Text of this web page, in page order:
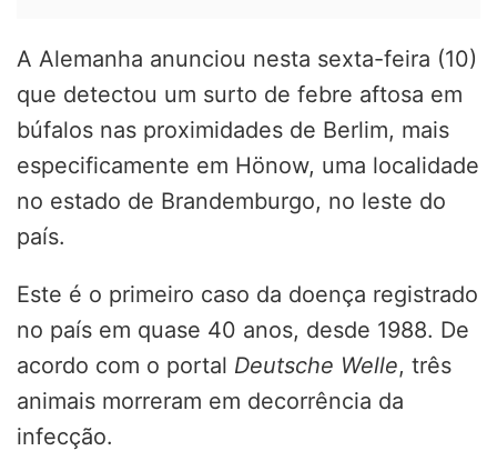
A Alemanha anunciou nesta sexta-feira (10)
que detectou um surto de febre aftosa em
búfalos nas proximidades de Berlim, mais
especificamente em Hönow, uma localidade
no estado de Brandemburgo, no leste do
país.
Este é o primeiro caso da doença registrado
no país em quase 40 anos, desde 1988. De
acordo com o portal Deutsche Welle, três
animais morreram em decorrência da
infecção.